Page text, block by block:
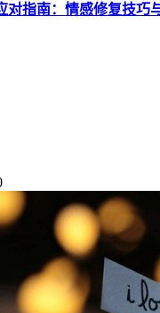
对指南：情感修复技巧